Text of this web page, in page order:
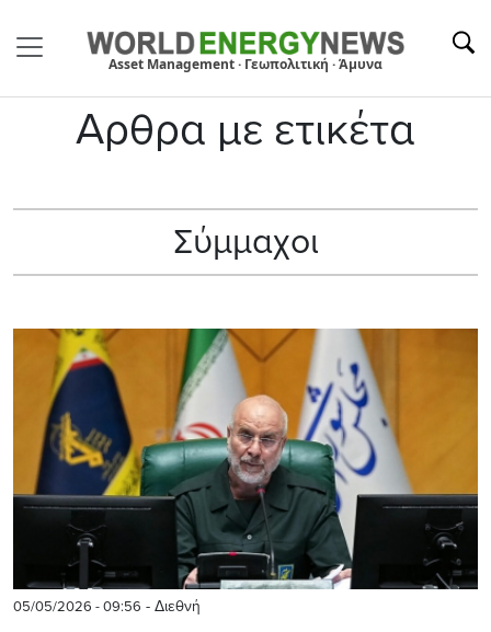
Asset Management · Γεωπολιτική · Άμυνα
Αρθρα με ετικέτα
Σύμμαχοι
05/05/2026 - 09:56 - Διεθνή